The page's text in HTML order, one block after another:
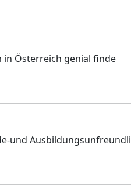
in Österreich genial finde
und